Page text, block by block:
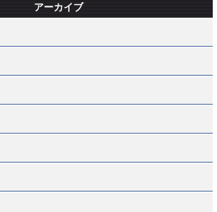
アーカイブ